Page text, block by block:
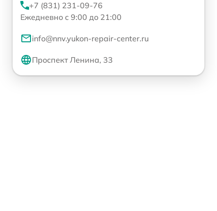
+7 (831) 231-09-76
Ежедневно с 9:00 до 21:00
info@nnv.yukon-repair-center.ru
Проспект Ленина, 33